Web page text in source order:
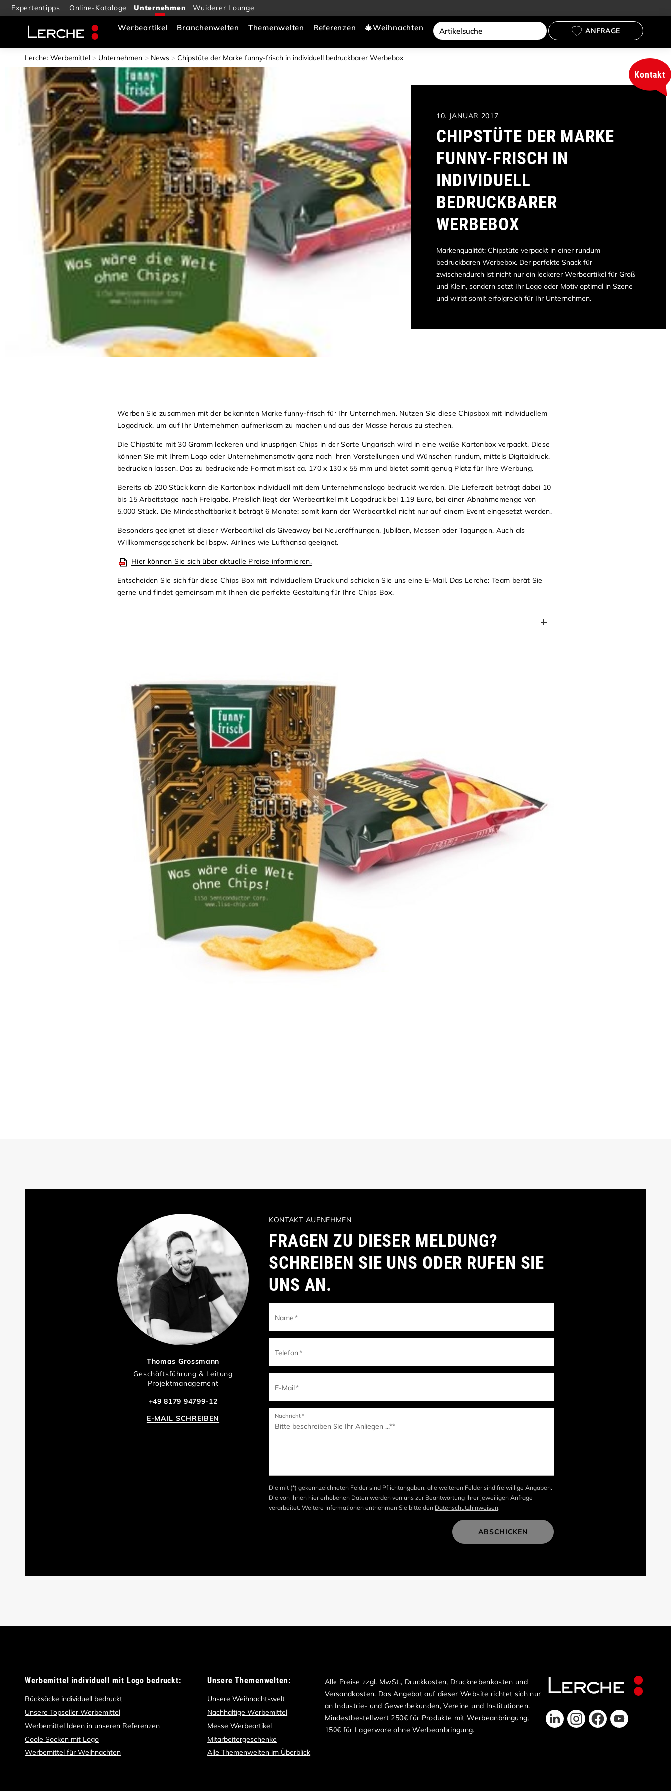
Expertentipps Online-Kataloge Wuiderer Lounge
Werbeartikel Branchenwelten Themenwelten Referenzen 🎄Weihnachten ANFRAGE
Lerche: Werbemittel Unternehmen News Chipstüte der Marke funny-frisch in individuell bedruckbarer Werbebox
10. JANUAR 2017
CHIPSTÜTE DER MARKE
FUNNY-FRISCH IN
INDIVIDUELL
BEDRUCKBARER
WERBEBOX
Markenqualität: Chipstüte verpackt in einer rundum
bedruckbaren Werbebox. Der perfekte Snack für
zwischendurch ist nicht nur ein leckerer Werbeartikel für Groß
und Klein, sondern setzt Ihr Logo oder Motiv optimal in Szene
und wirbt somit erfolgreich für Ihr Unternehmen.
Werben Sie zusammen mit der bekannten Marke funny-frisch für Ihr Unternehmen. Nutzen Sie diese Chipsbox mit individuellem
Logodruck, um auf Ihr Unternehmen aufmerksam zu machen und aus der Masse heraus zu stechen.
Die Chipstüte mit 30 Gramm leckeren und knusprigen Chips in der Sorte Ungarisch wird in eine weiße Kartonbox verpackt. Diese
können Sie mit Ihrem Logo oder Unternehmensmotiv ganz nach Ihren Vorstellungen und Wünschen rundum, mittels Digitaldruck,
bedrucken lassen. Das zu bedruckende Format misst ca. 170 x 130 x 55 mm und bietet somit genug Platz für Ihre Werbung.
Bereits ab 200 Stück kann die Kartonbox individuell mit dem Unternehmenslogo bedruckt werden. Die Lieferzeit beträgt dabei 10
bis 15 Arbeitstage nach Freigabe. Preislich liegt der Werbeartikel mit Logodruck bei 1,19 Euro, bei einer Abnahmemenge von
5.000 Stück. Die Mindesthaltbarkeit beträgt 6 Monate; somit kann der Werbeartikel nicht nur auf einem Event eingesetzt werden.
Besonders geeignet ist dieser Werbeartikel als Giveaway bei Neueröffnungen, Jubiläen, Messen oder Tagungen. Auch als
Willkommensgeschenk bei bspw. Airlines wie Lufthansa geeignet.
Hier können Sie sich über aktuelle Preise informieren.
Entscheiden Sie sich für diese Chips Box mit individuellem Druck und schicken Sie uns eine E-Mail. Das Lerche: Team berät Sie
gerne und findet gemeinsam mit Ihnen die perfekte Gestaltung für Ihre Chips Box.
Thomas Grossmann
Geschäftsführung & Leitung
Projektmanagement
+49 8179 94799-12
E-MAIL SCHREIBEN
KONTAKT AUFNEHMEN
FRAGEN ZU DIESER MELDUNG?
SCHREIBEN SIE UNS ODER RUFEN SIE
UNS AN.
Name*
Telefon*
E-Mail*
Nachricht*
Die mit (*) gekennzeichneten Felder sind Pflichtangaben, alle weiteren Felder sind freiwillige Angaben.
Die von Ihnen hier erhobenen Daten werden von uns zur Beantwortung Ihrer jeweiligen Anfrage
verarbeitet. Weitere Informationen entnehmen Sie bitte den Datenschutzhinweisen.
ABSCHICKEN
Werbemittel individuell mit Logo bedruckt:
Rücksäcke individuell bedruckt
Unsere Topseller Werbemittel
Werbemittel Ideen in unseren Referenzen
Coole Socken mit Logo
Werbemittel für Weihnachten
Unsere Themenwelten:
Unsere Weihnachtswelt
Nachhaltige Werbemittel
Messe Werbeartikel
Mitarbeitergeschenke
Alle Themenwelten im Überblick
Alle Preise zzgl. MwSt., Druckkosten, Drucknebenkosten und
Versandkosten. Das Angebot auf dieser Website richtet sich nur
an Industrie- und Gewerbekunden, Vereine und Institutionen.
Mindestbestellwert 250€ für Produkte mit Werbeanbringung,
150€ für Lagerware ohne Werbeanbringung.
Kontakt